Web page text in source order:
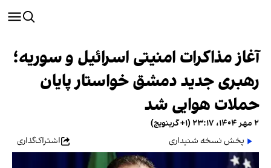
آغاز مذاکرات امنیتی اسرائیل و سوریه؛
رهبری جدید دمشق خواستار پایان
حملات هوایی شد
۲ مهر ۱۴۰۴، ۲۳:۱۷ (‎+۱ گرینویچ)
پخش نسخه شنیداری
اشتراک‌گذاری